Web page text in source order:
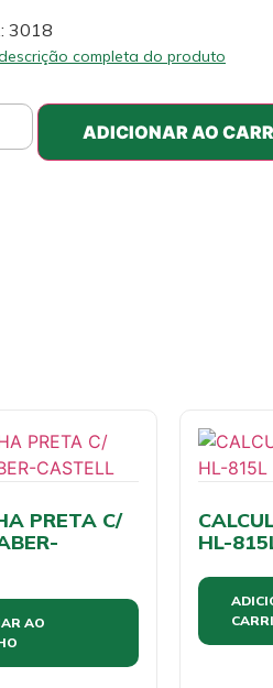
3018
completa do produto
ADICIONAR AO
PRETA C/
AO
HL-